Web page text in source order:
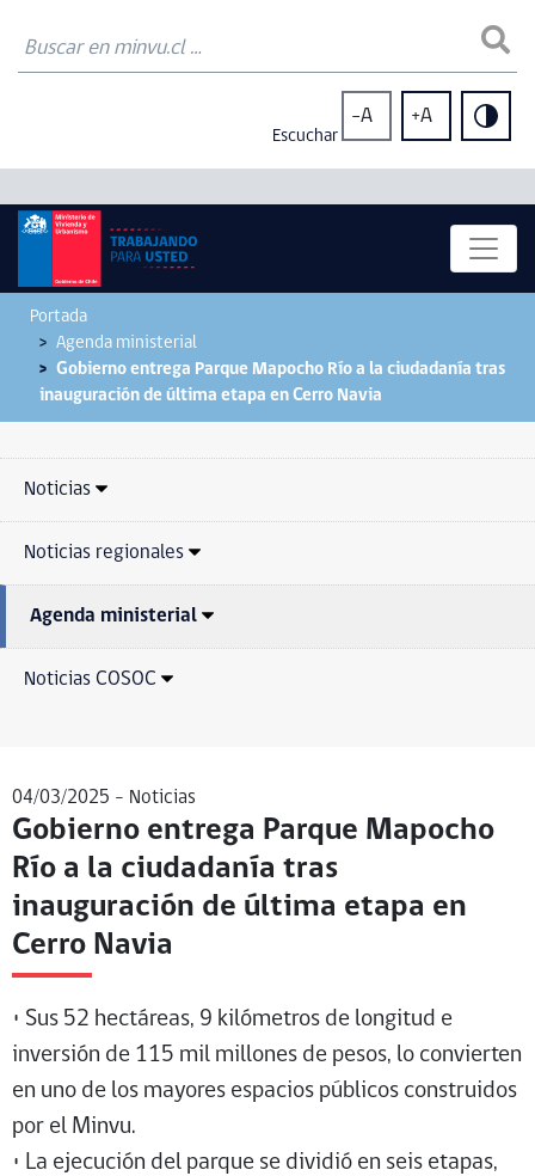
Escuchar
-A +A
Portada
Agenda ministerial
Gobierno entrega Parque Mapocho Río a la ciudadanía tras
inauguración de última etapa en Cerro Navia
Noticias
Noticias regionales
Agenda ministerial
Noticias COSOC
04/03/2025 - Noticias
Gobierno entrega Parque Mapocho
Río a la ciudadanía tras
inauguración de última etapa en
Cerro Navia
• Sus 52 hectáreas, 9 kilómetros de longitud e
inversión de 115 mil millones de pesos, lo convierten
en uno de los mayores espacios públicos construidos
por el Minvu.
• La ejecución del parque se dividió en seis etapas,